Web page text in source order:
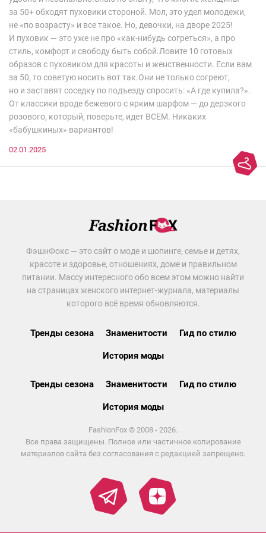
за 50+ обходят пуховики стороной. Мол, это удел молодежи,
не «по возрасту» и все такое. Но, девочки, на дворе 2025!
И пуховик — это уже не про «как-нибудь согреться», а про
стиль, комфорт и свободу быть собой.Ловите 10 готовых
образов с пуховиком для красоты и женственности. Если вам
за 50, то советую носить вот так.Они не только согреют,
но и заставят соседку по подъезду спросить: «А где купила?».
От классики вроде бежевого с ярким шарфом — до дерзкого
розового, который, поверьте, идет ВСЕМ. Никаких
«бабушкиных» вариантов!
02.01.2025
ФэшнФокс — это сайт о моде и шопинге, семье и детях,
красоте и здоровье, отношениях, доме и правильном
питании. Массу интересного обо всем этом можно найти
на страницах женского интернет-журнала, материалы
которого всё время обновляются.
Тренды сезона Знаменитости Гид по стилю
История моды
Тренды сезона Знаменитости Гид по стилю
История моды
FashionFox © 2008 - 2026.
Все права защищены. Полное или частичное копирование
материалов сайта без согласования с редакцией запрещено.